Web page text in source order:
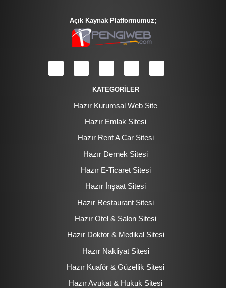
Açık Kaynak Platformumuz;
KATEGORİLER
Hazır Kurumsal Web Site
Hazır Emlak Sitesi
Hazır Rent A Car Sitesi
Hazır Dernek Sitesi
Hazır E-Ticaret Sitesi
Hazır İnşaat Sitesi
Hazır Restaurant Sitesi
Hazır Otel & Salon Sitesi
Hazır Doktor & Medikal Sitesi
Hazır Nakliyat Sitesi
Hazır Kuaför & Güzellik Sitesi
Hazır Avukat & Hukuk Sitesi